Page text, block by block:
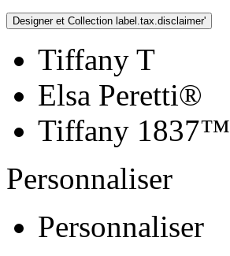
Designer et Collection label.tax.disclaimer'
Tiffany T
Elsa Peretti®
Tiffany 1837™
Personnaliser
Personnaliser